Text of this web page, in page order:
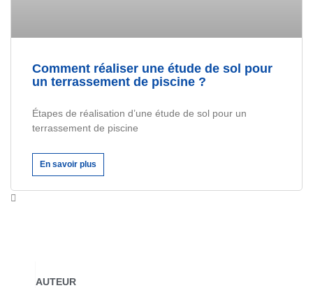
Comment réaliser une étude de sol pour
un terrassement de piscine ?
Étapes de réalisation d’une étude de sol pour un
terrassement de piscine
En savoir plus
AUTEUR